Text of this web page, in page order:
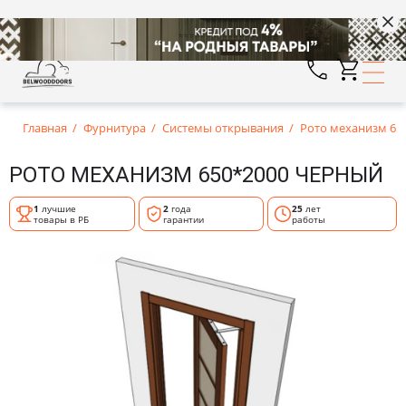
Главная Фурнитура Системы открывания Рото механизм
РОТО МЕХАНИЗМ 650*2000 ЧЕРНЫЙ
1 лучшие
товары в РБ
2года
гарантии
25 лет
работы